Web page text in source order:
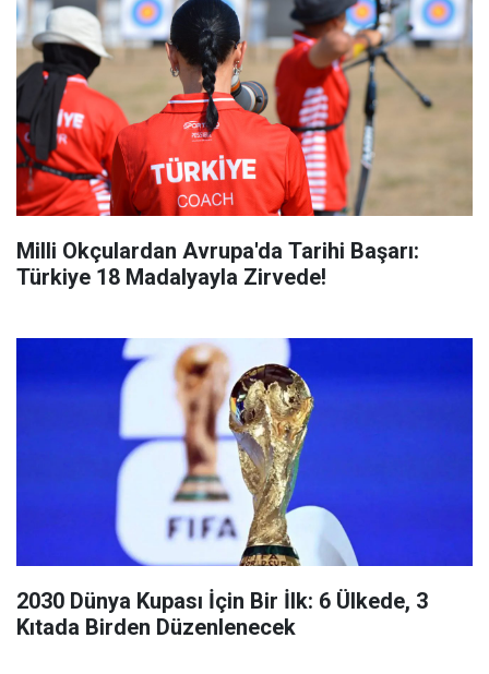
Milli Okçulardan Avrupa'da Tarihi Başarı:
Türkiye 18 Madalyayla Zirvede!
2030 Dünya Kupası İçin Bir İlk: 6 Ülkede, 3
Kıtada Birden Düzenlenecek